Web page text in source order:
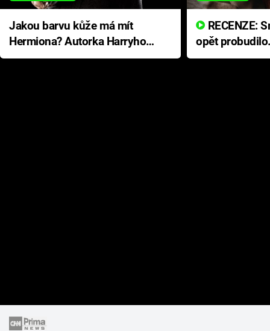
Jakou barvu kůže má mít
Hermiona? Autorka Harryho
Pottera přišla s ráznou
opět
přichází s